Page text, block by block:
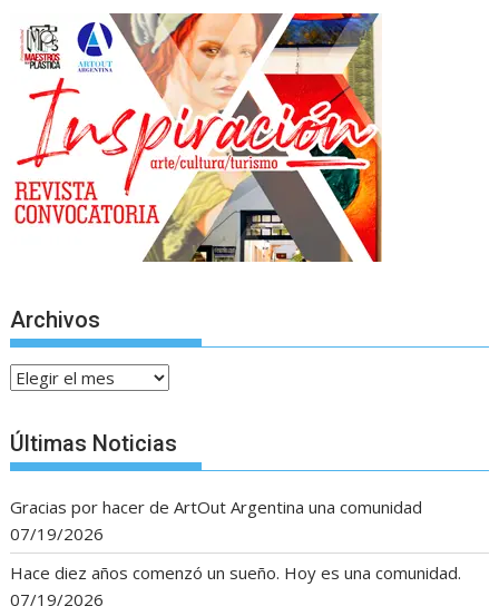
Archivos
Archivos
Últimas Noticias
Gracias por hacer de ArtOut Argentina una comunidad
07/19/2026
Hace diez años comenzó un sueño. Hoy es una comunidad.
07/19/2026